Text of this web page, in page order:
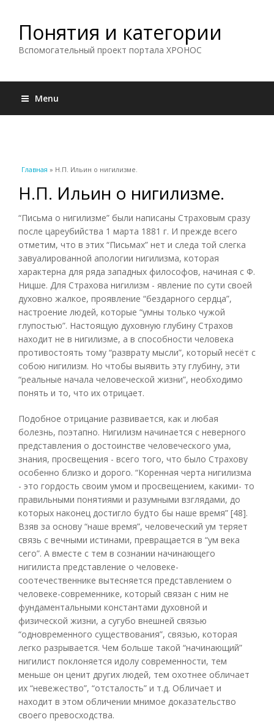
Понятия и категории
Вспомогательный проект портала ХРОНОС
Menu
Вы здесь
Главная » Н.П. Ильин о нигилизме.
Н.П. Ильин о нигилизме.
“Письма о нигилизме” были написаны Страховым сразу
после цареубийства 1 марта 1881 г. И прежде всего
отметим, что в этих “Письмах” нет и следа той слегка
завуалированной апологии нигилизма, которая
характерна для ряда западных философов, начиная с Ф.
Ницше. Для Страхова нигилизм - явление по сути своей
духовно жалкое, проявление “бездарного сердца”,
настроение людей, которые “умны только чужой
глупостью”. Настоящую духовную глубину Страхов
находит не в нигилизме, а в способности человека
противостоять тому “разврату мысли”, который несёт с
собою нигилизм. Но чтобы выявить эту глубину, эти
“реальные начала человеческой жизни”, необходимо
понять и то, что их отрицает.
Подобное отрицание развивается, как и любая
болезнь, поэтапно. Нигилизм начинается с неверного
представления о достоинстве человеческого ума,
знания, просвещения - всего того, что было Страхову
особенно близко и дорого. “Коренная черта нигилизма
- это гордость своим умом и просвещением, какими- то
правильными понятиями и разумными взглядами, до
которых наконец достигло будто бы наше время” [48].
Взяв за основу “наше время”, человеческий ум теряет
связь с вечными истинами, превращается в “ум века
сего”. А вместе с тем в сознании начинающего
нигилиста представление о человеке-
соотечественнике вытесняется представлением о
человеке-современнике, который связан с ним не
фундаментальными константами духовной и
физической жизни, а сугубо внешней связью
“одновременного существования”, связью, которая
легко разрывается. Чем больше такой “начинающий”
нигилист поклоняется идолу современности, тем
меньше он ценит других людей, тем охотнее обличает
их “невежество”, “отсталость” и т.д. Обличает и
находит в этом обличении мнимое доказательство
своего превосходства.